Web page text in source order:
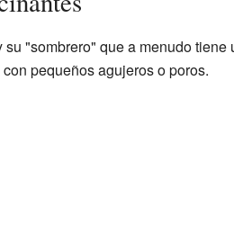
"sombrero" que a menudo tiene
pequeños agujeros o poros.